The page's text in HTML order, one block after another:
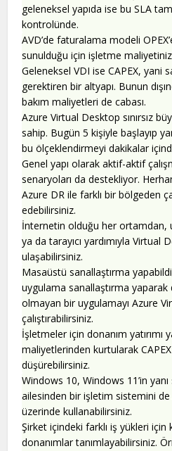
geleneksel yapıda ise bu SLA
kontrolünde.
AVD’de faturalama modeli
sunulduğu için işletme
Geleneksel VDI ise CAPEX, yani
gerektiren bir altyapı. Bunun
bakım maliyetleri de cabası.
Azure Virtual Desktop sınırsız
sahip. Bugün 5 kişiyle başlayıp
bu ölçeklendirmeyi dakikalar
Genel yapı olarak aktif-aktif
senaryoları da destekliyor.
Azure DR ile farklı bir bölgeden
edebilirsiniz.
İnternetin olduğu her ortamdan,
ya da tarayıcı yardımıyla Virtual
ulaşabilirsiniz.
Masaüstü sanallaştırma
uygulama sanallaştırma yaparak
olmayan bir uygulamayı Azure
çalıştırabilirsiniz.
İşletmeler için donanım yatırımı
maliyetlerinden kurtularak
düşürebilirsiniz.
Windows 10, Windows 11’in
ailesinden bir işletim sistemini
üzerinde kullanabilirsiniz.
Şirket içindeki farklı iş yükleri için
donanımlar tanımlayabilirsiniz.